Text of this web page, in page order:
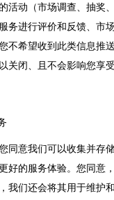
活动（市场调查、抽奖
务进行评价和反馈、市
不希望收到此类信息推
关闭、且不会影响您享
同意我们可以收集并存
好的服务体验。您同意
我们还会将其用于维护